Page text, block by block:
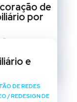
/ REDESIGN DE
de
por
e
DE REDES
/REDESIGN DE